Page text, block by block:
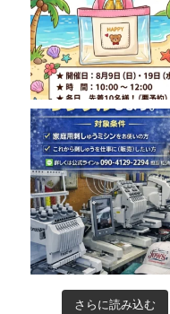
さらに読み込む